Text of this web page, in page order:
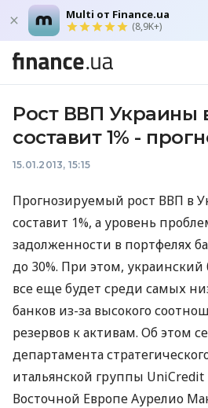
Multi от Finance.ua
(8,9K+)
Рост ВВП Украины
составит 1% -
15.01.2013, 15:15
Прогнозируемый рост ВВП в
составит 1%, а уровень
задолженности в портфелях
до 30%. При этом,
все еще будет среди самых
банков из-за высокого
резервов к активам. Об этом
департамента
итальянской группы
Восточной Европе Аурелио